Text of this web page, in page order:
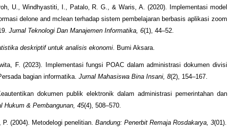
U., Windhyastiti, I., Patalo, R. G., & Waris, A. (2020). Implementasi model
delone and mclean terhadap sistem pembelajaran berbasis aplikasi zoom
Jurnal Teknologi Dan Manajemen Informatika, 6(1), 44–52.
deskriptif untuk analisis ekonomi. Bumi Aksara.
F. (2023). Implementasi fungsi POAC dalam administrasi dokumen divisi
bagian informatika.Jurnal Mahasiswa Bina Insani, 8(2), 154–167.
dokumen publik elektronik dalam administrasi pemerintahan dan
Hukum & Pembangunan, 45(4), 508–570.
P. (2004). Metodelogi penelitian.Bandung: Penerbit Remaja Rosdakarya, 3(01).